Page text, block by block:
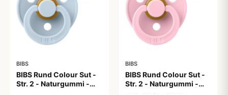
BIBS
BIBS Rund Colour Sut -
Str. 2 - Naturgummi -
BIBS
BIBS Rund Colour Sut -
Str. 2 - Naturgummi -